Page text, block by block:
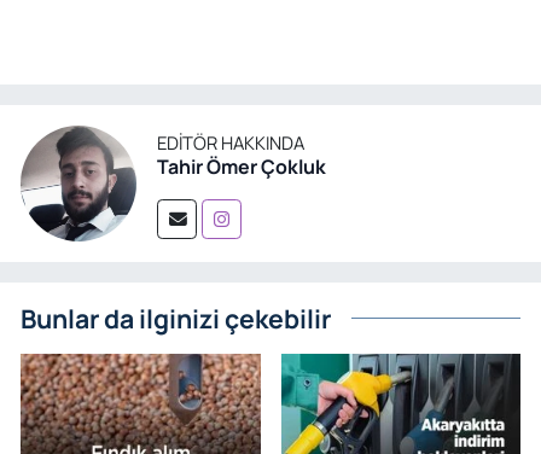
EDITÖR HAKKINDA
Tahir Ömer Çokluk
Bunlar da ilginizi çekebilir